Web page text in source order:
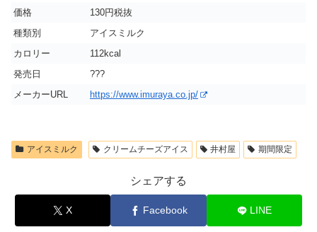
価格
130円税抜
種類別
アイスミルク
カロリー
112kcal
発売日
???
メーカーURL
https://www.imuraya.co.jp/
アイスミルク クリームチーズアイス 井村屋 期間限定
シェアする
X Facebook LINE